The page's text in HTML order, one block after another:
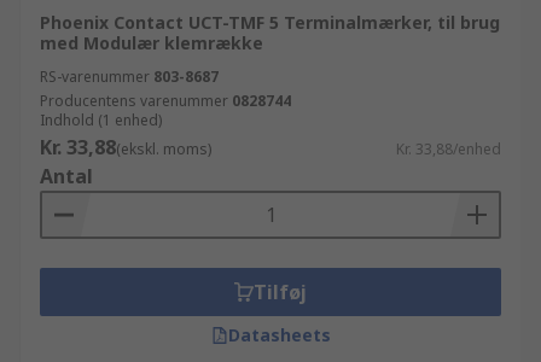
Phoenix Contact UCT-TMF 5 Terminalmærker, til brug
med Modulær klemrække
RS-varenummer 803-8687
Producentens varenummer 0828744
Indhold (1 enhed)
Kr. 33,88(ekskl. moms) Kr. 33,88/enhed
Antal
Tilføj
Datasheets